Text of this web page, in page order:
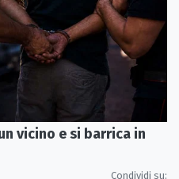
vicino e si barrica in
Condividi su: